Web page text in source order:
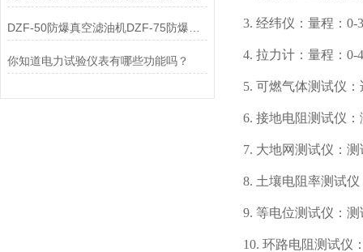
你知道电力试验仪表有哪些功能吗？
3. 经纬仪：量程：0-
4. 拉力计：量程：0-
5. 可燃气体测试仪
6. 接地电阻测试仪
7. 大地网测试仪：
8. 土壤电阻率测试
9. 等电位测试仪：
10. 环路电阻测试仪